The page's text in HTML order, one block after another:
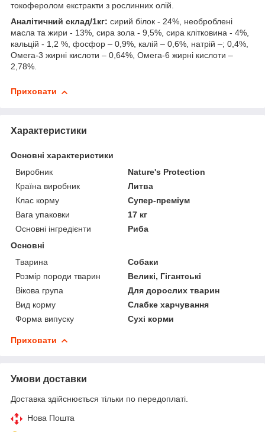
токоферолом екстракти з рослинних олій.
Аналітичний склад/1кг: сирий білок - 24%, необроблені
масла та жири - 13%, сира зола - 9,5%, сира клітковина - 4%,
кальцій - 1,2 %, фосфор – 0,9%, калій – 0,6%, натрій –; 0,4%,
Омега-3 жирні кислоти – 0,64%, Омега-6 жирні кислоти –
2,78%.
Приховати
Характеристики
Основні характеристики
Виробник
Nature's Protection
Країна виробник
Литва
Клас корму
Супер-преміум
Вага упаковки
17 кг
Основні інгредієнти
Риба
Основні
Тварина
Собаки
Розмір породи тварин
Великі, Гігантські
Вікова група
Для дорослих тварин
Вид корму
Слабке харчування
Форма випуску
Сухі корми
Приховати
Умови доставки
Доставка здійснюється тільки по передоплаті.
Нова Пошта